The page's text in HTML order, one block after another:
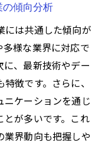
傾向分析
には共通した傾向が
様な業界に対応で
、最新技術やデー
徴です。さらに、
ニケーションを通じ
とが多いです。これ
業界動向も把握しや